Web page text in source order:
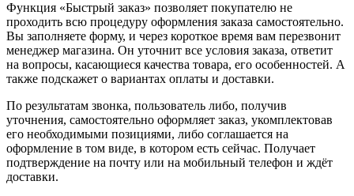
Функция «Быстрый заказ» позволяет покупателю не
проходить всю процедуру оформления заказа самостоятельно.
Вы заполняете форму, и через короткое время вам перезвонит
менеджер магазина. Он уточнит все условия заказа, ответит
на вопросы, касающиеся качества товара, его особенностей. А
также подскажет о вариантах оплаты и доставки.
По результатам звонка, пользователь либо, получив
уточнения, самостоятельно оформляет заказ, укомплектовав
его необходимыми позициями, либо соглашается на
оформление в том виде, в котором есть сейчас. Получает
подтверждение на почту или на мобильный телефон и ждёт
доставки.